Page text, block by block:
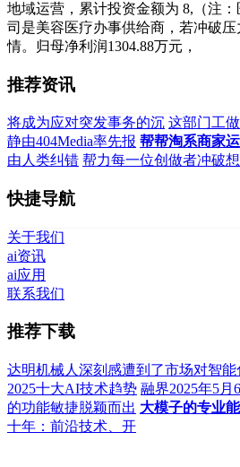
地域运营，累计投资金额为 8,（注
司是美容医疗办事供给商，若冲破
情。归母净利润1304.88万元，
推荐资讯
将成为应对突发事务的沉 这部门工
静由404Media率先报 帮帮淘系商家
由人类纠错 帮力每一位创做者冲破
快捷导航
关于我们
ai资讯
ai应用
联系我们
推荐下载
达明机械人深刻感遭到了市场对智能
2025十大AI技术趋势 融界2025年5月
的功能敏捷脱颖而出 大模子的专业
十年：前沿技术、开